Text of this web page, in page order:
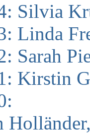
Silvia
Linda
Sarah
Kirstin
Holländer,